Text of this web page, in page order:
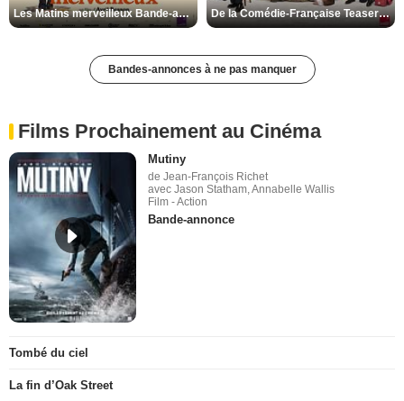
Les Matins merveilleux Bande-annonce VF De la Comédie-Française Teaser VF
Bandes-annonces à ne pas manquer
Films Prochainement au Cinéma
Mutiny
de Jean-François Richet
avec Jason Statham, Annabelle Wallis
Film - Action
Bande-annonce
Tombé du ciel
La fin d’Oak Street